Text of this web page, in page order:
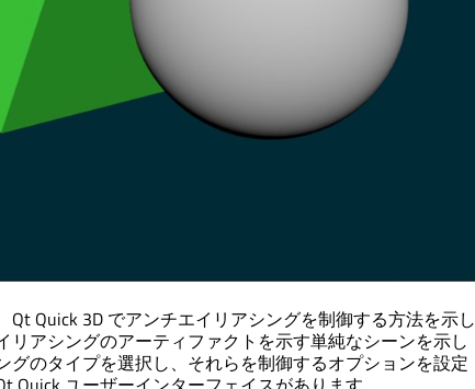
Qt Quick 3D でアンチエイリアシングを制御する方法を示し
リアシングのアーティファクトを示す単純なシーンを示し
グのタイプを選択し、それらを制御するオプションを設定